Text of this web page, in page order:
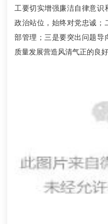
工要切实增强廉洁自律意识
政治站位，始终对党忠诚；
部管理；三是要突出问题导
质量发展营造风清气正的良好